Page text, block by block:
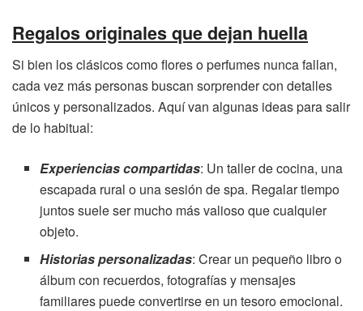
Regalos originales que dejan huella
Si bien los clásicos como flores o perfumes nunca fallan,
cada vez más personas buscan sorprender con detalles
únicos y personalizados. Aquí van algunas ideas para salir
de lo habitual:
Experiencias compartidas: Un taller de cocina, una
escapada rural o una sesión de spa. Regalar tiempo
juntos suele ser mucho más valioso que cualquier
objeto.
Historias personalizadas: Crear un pequeño libro o
álbum con recuerdos, fotografías y mensajes
familiares puede convertirse en un tesoro emocional.